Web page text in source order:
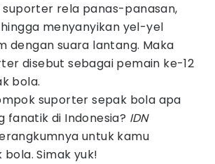
suporter rela panas-panasan,
menyanyikan yel-yel
dengan suara lantang. Maka
disebut sebagai pemain ke-12
bola.
suporter sepak bola apa
fanatik di Indonesia? IDN
untuk kamu
Simak yuk!